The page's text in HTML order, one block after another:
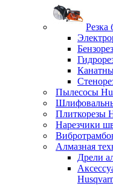
Резка
Пылесосы
Плиткорезы
Нарезчики
Алмазная
Дрели